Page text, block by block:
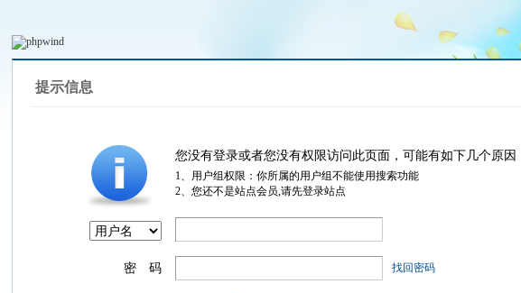
提示信息
您没有登录或者您没有权限访问此页面，可能有如下几个原因
1、用户组权限：你所属的用户组不能使用搜索功能
2、您还不是站点会员,请先登录站点
密 码 找回密码